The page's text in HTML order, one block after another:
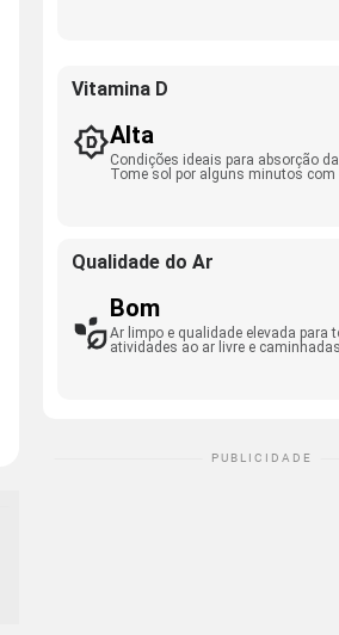
Vitamina D
Alta
Condições ideais para absorção
Tome sol por alguns minutos com
Qualidade do Ar
Bom
Ar limpo e qualidade elevada para
atividades ao ar livre e